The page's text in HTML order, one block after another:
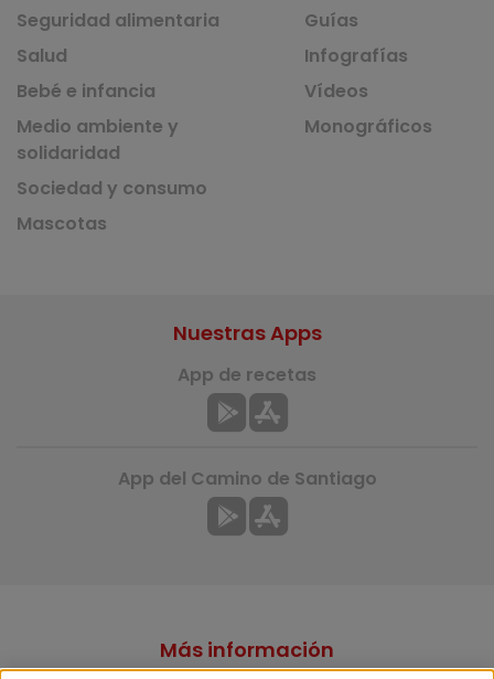
Seguridad alimentaria
Salud
Bebé e infancia
Medio ambiente y
solidaridad
Sociedad y consumo
Mascotas
Guías
Infografías
Vídeos
Monográficos
Más información
Nuestras Apps
App de recetas
App del Camino de Santiago